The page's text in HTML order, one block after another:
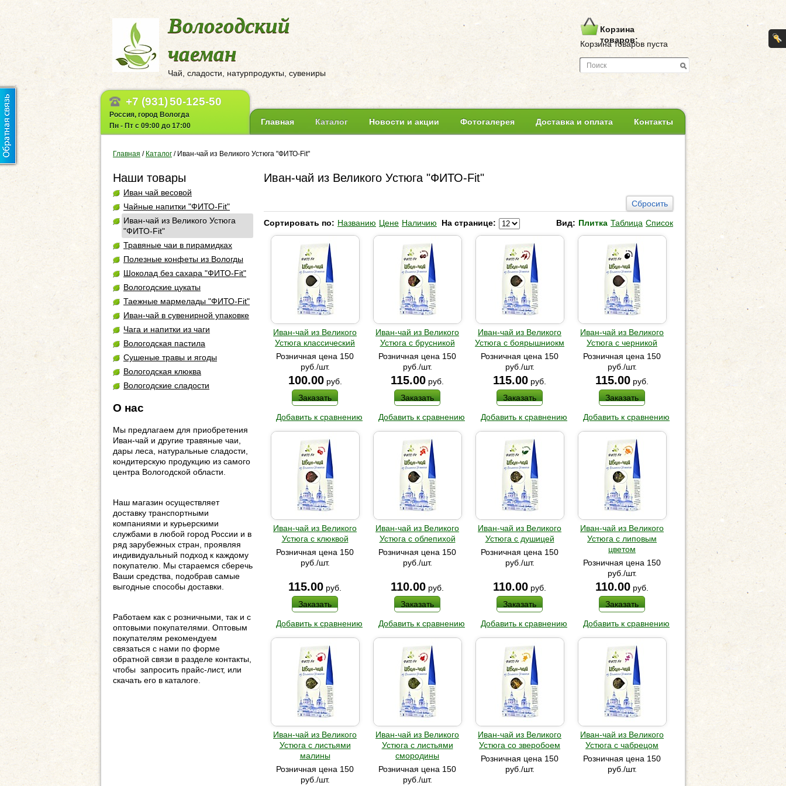
Вологодский
чаеман
Чай, сладости, натурпродукты, сувениры
Корзина
товаров:
Корзина товаров пуста
+7 (931)50-125-50
Россия, город Вологда
Пн - Пт с 09:00 до 17:00
Главная Каталог Новости и акции Фотогалерея Доставка и оплата Контакты
Главная / Каталог / Иван-чай из Великого Устюга "ФИТО-Fit"
Наши товары
Иван чай весовой
Чайные напитки "ФИТО-Fit"
Иван-чай из Великого Устюга
"ФИТО-Fit"
Травяные чаи в пирамидках
Полезные конфеты из Вологды
Шоколад без сахара "ФИТО-Fit"
Вологодские цукаты
Таежные мармелады "ФИТО-Fit"
Иван-чай в сувенирной упаковке
Чага и напитки из чаги
Вологодская пастила
Сушеные травы и ягоды
Вологодская клюква
Вологодские сладости
О нас
Мы предлагаем для приобретения
Иван-чай и другие травяные чаи,
дары леса, натуральные сладости,
кондитерскую продукцию из самого
центра Вологодской области.
Наш магазин осуществляет
доставку транспортными
компаниями и курьерскими
службами в любой город России и в
ряд зарубежных стран, проявляя
индивидуальный подход к каждому
покупателю. Мы стараемся сберечь
Ваши средства, подобрав самые
выгодные способы доставки.
Работаем как с розничными, так и с
оптовыми покупателями. Оптовым
покупателям рекомендуем
связаться с нами по форме
обратной связи в разделе контакты,
чтобы запросить прайс-лист, или
скачать его в каталоге.
Иван-чай из Великого Устюга "ФИТО-Fit"
Сбросить
Сортировать по: Названию Цене Наличию На странице: Вид: Плитка Таблица Список
Иван-чай из Великого
Устюга классический
Розничная цена 150
руб./шт.
100.00 руб.
Заказать
Добавить к сравнению
Иван-чай из Великого
Устюга с брусникой
Розничная цена 150
руб./шт.
115.00 руб.
Заказать
Добавить к сравнению
Иван-чай из Великого
Устюга с боярышниокм
Розничная цена 150
руб./шт.
115.00 руб.
Заказать
Добавить к сравнению
Иван-чай из Великого
Устюга с черникой
Розничная цена 150
руб./шт.
115.00 руб.
Заказать
Добавить к сравнению
Иван-чай из Великого
Устюга с клюквой
Розничная цена 150
руб./шт.
115.00 руб.
Заказать
Добавить к сравнению
Иван-чай из Великого
Устюга с облепихой
Розничная цена 150
руб./шт.
110.00 руб.
Заказать
Добавить к сравнению
Иван-чай из Великого
Устюга с душицей
Розничная цена 150
руб./шт.
110.00 руб.
Заказать
Добавить к сравнению
Иван-чай из Великого
Устюга с липовым
цветом
Розничная цена 150
руб./шт.
110.00 руб.
Заказать
Добавить к сравнению
Иван-чай из Великого
Устюга с листьями
малины
Розничная цена 150
руб./шт.
Иван-чай из Великого
Устюга с листьями
смородины
Розничная цена 150
руб./шт.
Иван-чай из Великого
Устюга со зверобоем
Розничная цена 150
руб./шт.
Иван-чай из Великого
Устюга с чабрецом
Розничная цена 150
руб./шт.